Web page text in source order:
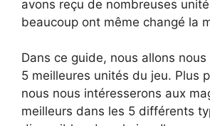
avons reçu de nombreuses
beaucoup ont même changé la
Dans ce guide, nous allons
5 meilleures unités du jeu. Plus
nous nous intéresserons aux
meilleurs dans les 5 différents